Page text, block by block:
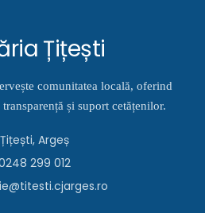
Țițești
comunitatea locală, oferind
și suport cetățenilor.
Argeș
299 012